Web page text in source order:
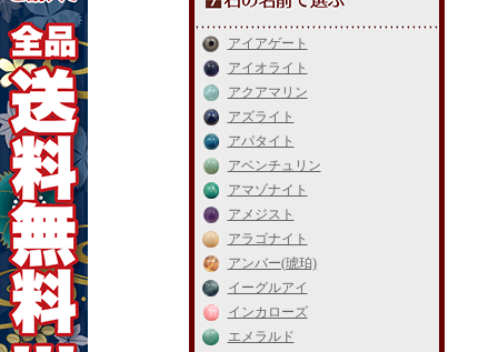
アイアゲート
アイオライト
アクアマリン
アズライト
アパタイト
アベンチュリン
アマゾナイト
アメジスト
アラゴナイト
アンバー(琥珀)
イーグルアイ
インカローズ
エメラルド